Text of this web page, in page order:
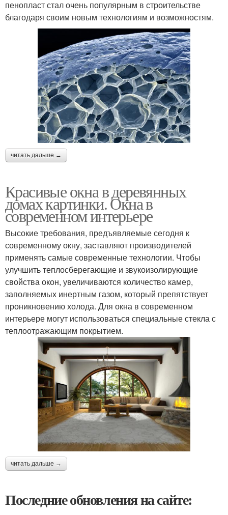
пенопласт стал очень популярным в строительстве
благодаря своим новым технологиям и возможностям.
читать дальше →
Красивые окна в деревянных
домах картинки. Окна в
современном интерьере
Высокие требования, предъявляемые сегодня к
современному окну, заставляют производителей
применять самые современные технологии. Чтобы
улучшить теплосберегающие и звукоизолирующие
свойства окон, увеличиваются количество камер,
заполняемых инертным газом, который препятствует
проникновению холода. Для окна в современном
интерьере могут использоваться специальные стекла с
теплоотражающим покрытием.
читать дальше →
Последние обновления на сайте: